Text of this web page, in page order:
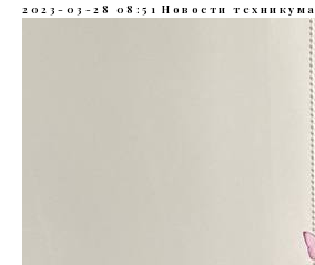
2023-03-28 08:51 Новости техникума